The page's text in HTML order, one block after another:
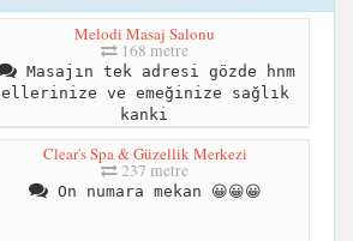
Melodi Masaj Salonu
168 metre
Masajın tek adresi gözde hnm
ellerinize ve emeğinize sağlık
kanki
Clear's Spa & Güzellik Merkezi
237 metre
On numara mekan 😀😀😀